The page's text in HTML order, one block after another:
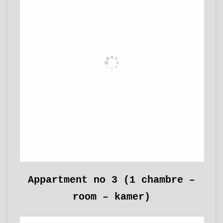
Appartment no 3 (1 chambre –
room – kamer)